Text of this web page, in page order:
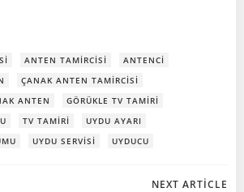
ANTEN TAMIRCISI
ANTENCI
ÇANAK ANTEN TAMIRCISI
ANTEN
GÖRÜKLE TV TAMIRI
TV TAMIRI
UYDU AYARI
UYDU SERVISI UYDUCU
NEXT ARTICLE